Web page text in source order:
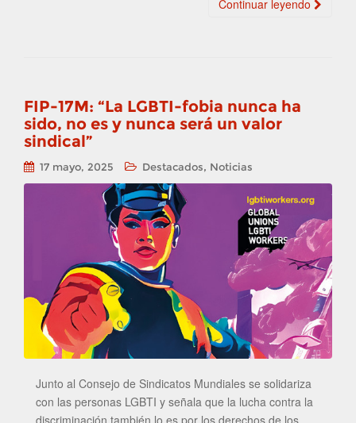
Continuar leyendo
FIP-17M: “La LGBTI-fobia nunca ha
sido, no es y nunca será un valor
sindical”
17 mayo, 2025 Destacados, Noticias
Junto al Consejo de Sindicatos Mundiales se solidariza
con las personas LGBTI y señala que la lucha contra la
discriminación también lo es por los derechos de los